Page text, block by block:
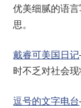
优美细腻的语
思。
戴睿可美国日记
时不乏对社会现
逗号的文字电台